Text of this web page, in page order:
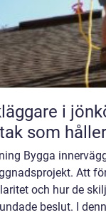
i jönköping så väljer
som håller
Bygga
Att
och hur de
beslut. I